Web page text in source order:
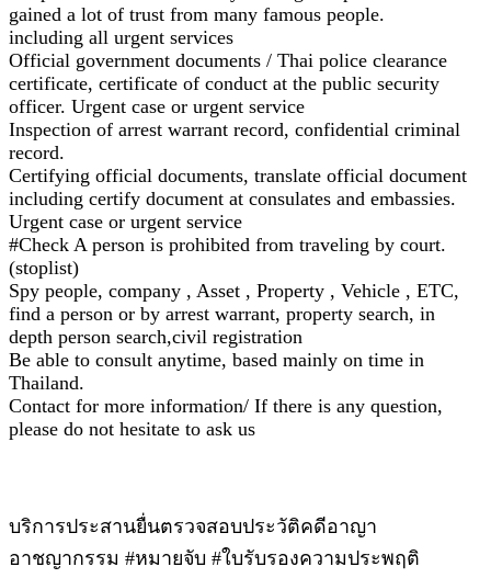
gained a lot of trust from many famous people.
including all urgent services
Official government documents / Thai police clearance
certificate, certificate of conduct at the public security
officer. Urgent case or urgent service
Inspection of arrest warrant record, confidential criminal
record.
Certifying official documents, translate official document
including certify document at consulates and embassies.
Urgent case or urgent service
#Check A person is prohibited from traveling by court.
(stoplist)
Spy people, company , Asset , Property , Vehicle , ETC,
find a person or by arrest warrant, property search, in
depth person search,civil registration
Be able to consult anytime, based mainly on time in
Thailand.
Contact for more information/ If there is any question,
please do not hesitate to ask us
บริการประสานยื่นตรวจสอบประวัติคดีอาญา
อาชญากรรม #หมายจับ #ใบรับรองความประพฤติ